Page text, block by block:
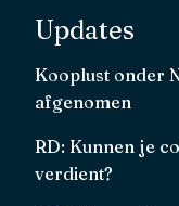
Updates
Kooplust onder
afgenomen
RD: Kunnen je
verdient?